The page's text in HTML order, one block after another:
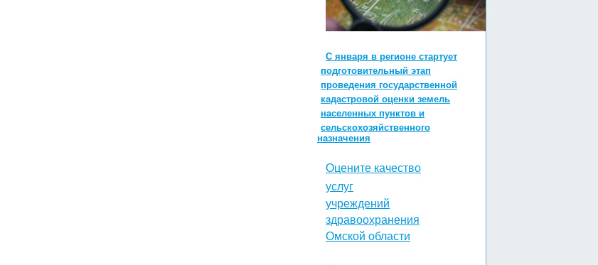
С января в регионе стартует
подготовительный этап
проведения государственной
кадастровой оценки земель
населенных пунктов и
сельскохозяйственного
назначения
Оцените качество
услуг
учреждений
здравоохранения
Омской области